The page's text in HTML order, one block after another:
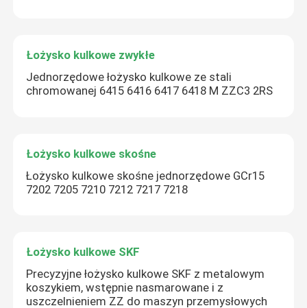
Łożysko kulkowe zwykłe
Jednorzędowe łożysko kulkowe ze stali
chromowanej 6415 6416 6417 6418 M ZZC3 2RS
Łożysko kulkowe skośne
Łożysko kulkowe skośne jednorzędowe GCr15
7202 7205 7210 7212 7217 7218
Łożysko kulkowe SKF
Precyzyjne łożysko kulkowe SKF z metalowym
koszykiem, wstępnie nasmarowane i z
uszczelnieniem ZZ do maszyn przemysłowych